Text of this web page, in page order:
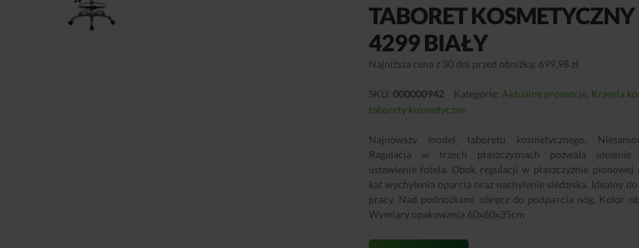
TABORET
4299 BIAŁY
Najniższa cena z 30 dni przed obniżką: 699,98 zł
SKU: 000000942 Kategorie: Aktualne promocje, Krzesła
taborety kosmetyczne
Najnowszy model taboretu kosmetycznego.
Ragulacja w trzech płaszczyznach pozwala idealnie
ustawienie fotela. Obok regulacji w płaszczyźnie pionowej
kat wychylenia oparcia oraz nachylenie siedziska. Idealny
pracy. Nad podnożkami obręcz do podparcia nóg. Kolor
Wymiary opakowania 60x60x35cm